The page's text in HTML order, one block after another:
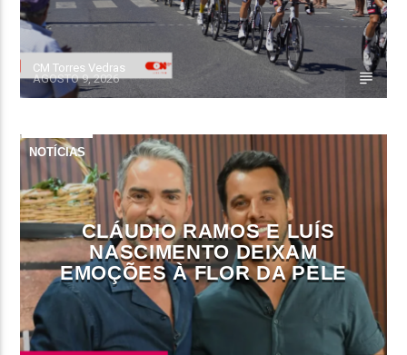
CM Torres Vedras
AGOSTO 9, 2026
NOTÍCIAS
CLÁUDIO RAMOS E LUÍS
NASCIMENTO DEIXAM
EMOÇÕES À FLOR DA PELE